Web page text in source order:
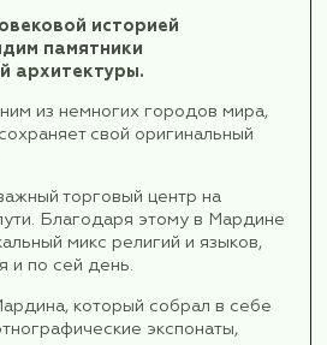
карпов
Раман. Согласно
но Всевышний превратил
поленья — в карпов. Карпы в
по улочкам этого
кофе.